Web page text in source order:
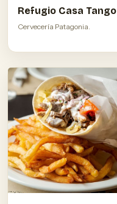
Refugio Casa Tango
Cervecería Patagonia.